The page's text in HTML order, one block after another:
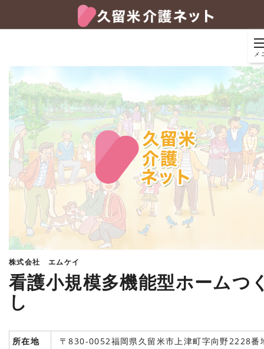
メ
株式会社 エムケイ
看護小規模多機能型ホームつ
し
所在地
〒830-0052福岡県久留米市上津町字向野2228番